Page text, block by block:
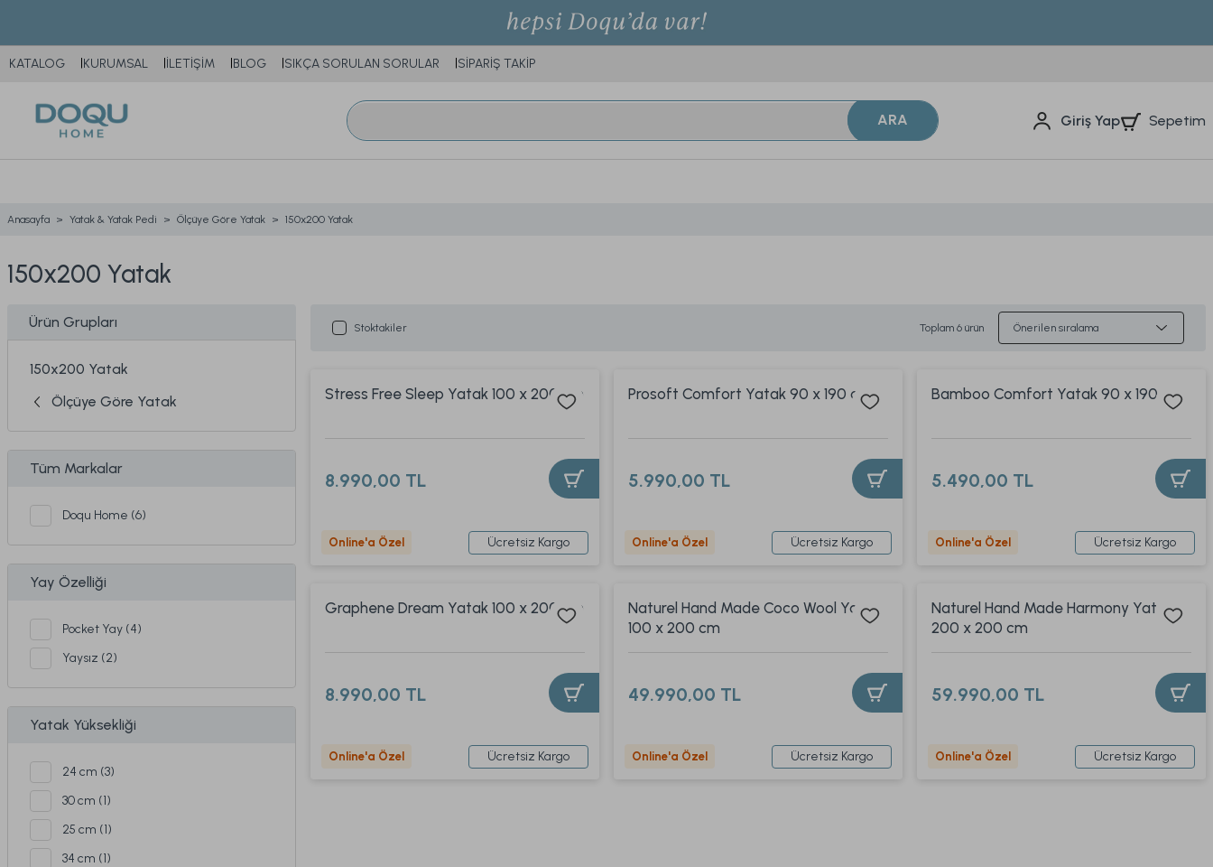
KATALOG KURUMSAL İLETİŞİM BLOG SIKÇA SORULAN SORULAR SİPARİŞ TAKİP
ARA Giriş Yap Sepetim
Anasayfa Yatak & Yatak Pedi Ölçüye Göre Yatak 150x200 Yatak
150x200 Yatak
Ürün Grupları
150x200 Yatak
Ölçüye Göre Yatak
Tüm Markalar
Doqu Home (6)
Yay Özelliği
Pocket Yay (4)
Yaysız (2)
Yatak Yüksekliği
24 cm (3)
30 cm (1)
25 cm (1)
34 cm (1)
Stoktakiler Toplam 6 ürün
Stress Free Sleep Yatak 100 x 200 cm
8.990,00 TL
Online'a Özel Ücretsiz Kargo
Prosoft Comfort Yatak 90 x 190 cm
5.990,00 TL
Online'a Özel Ücretsiz Kargo
Bamboo Comfort Yatak 90 x 190 cm
5.490,00 TL
Online'a Özel Ücretsiz Kargo
Graphene Dream Yatak 100 x 200 cm
8.990,00 TL
Online'a Özel Ücretsiz Kargo
Naturel Hand Made Coco Wool Yatak
100 x 200 cm
49.990,00 TL
Online'a Özel Ücretsiz Kargo
Naturel Hand Made Harmony Yatak
200 x 200 cm
59.990,00 TL
Online'a Özel Ücretsiz Kargo